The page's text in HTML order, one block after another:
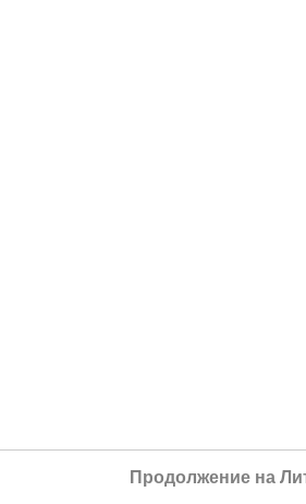
Продолжение на